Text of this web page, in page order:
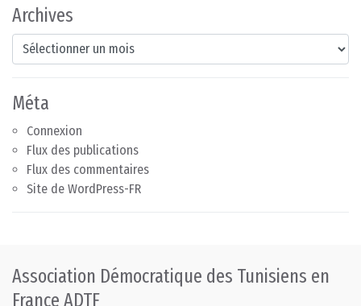
Archives
Archives
Méta
Connexion
Flux des publications
Flux des commentaires
Site de WordPress-FR
Association Démocratique des Tunisiens en
France ADTF